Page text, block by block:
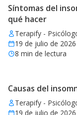
Síntomas del
qué hacer
Terapify -
19 de julio de 2026
8 min de lectura
Causas del
Terapify -
19 de julio de 2026